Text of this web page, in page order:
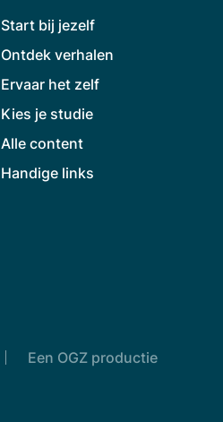
Start bij jezelf
Ontdek verhalen
Ervaar het zelf
Kies je studie
Alle content
Handige links
Een OGZ productie